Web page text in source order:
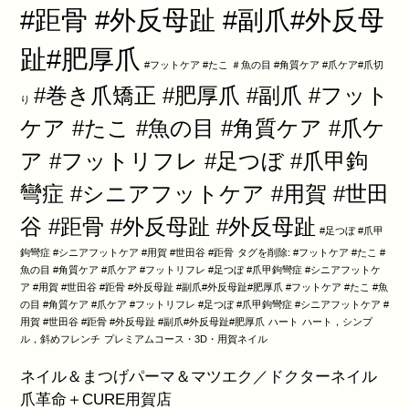
#距骨 #外反母趾 #副爪#外反母
趾#肥厚爪 #フットケア #たこ ＃魚の目 #角質ケア #爪ケア#爪切
り #巻き爪矯正 #肥厚爪 #副爪 #フット
ケア #たこ #魚の目 #角質ケア #爪ケ
ア #フットリフレ #足つぼ #爪甲鉤
彎症 #シニアフットケア #用賀 #世田
谷 #距骨 #外反母趾 #外反母趾 #足つぼ #爪甲
鉤彎症 #シニアフットケア #用賀 #世田谷 #距骨 タグを削除: #フットケア #たこ #
魚の目 #角質ケア #爪ケア #フットリフレ #足つぼ #爪甲鉤彎症 #シニアフットケ
ア #用賀 #世田谷 #距骨 #外反母趾 #副爪#外反母趾#肥厚爪 #フットケア #たこ #魚
の目 #角質ケア #爪ケア #フットリフレ #足つぼ #爪甲鉤彎症 #シニアフットケア #
用賀 #世田谷 #距骨 #外反母趾 #副爪#外反母趾#肥厚爪 ハート ハート，シンプ
ル，斜めフレンチ プレミアムコース・3D・用賀ネイル
ネイル＆まつげパーマ＆マツエク／ドクターネイル
爪革命＋CURE用賀店